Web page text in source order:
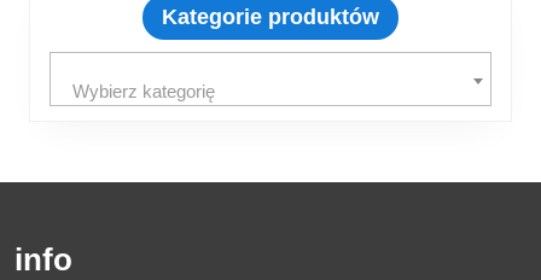
Kategorie produktów
Wybierz kategorię
info